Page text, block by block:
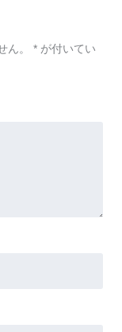
ん。 * が付いてい